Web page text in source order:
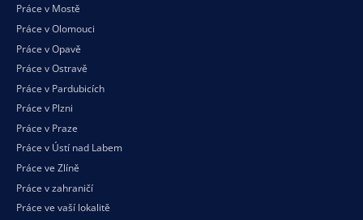
Práce v Mostě
Práce v Olomouci
Práce v Opavě
Práce v Ostravě
Práce v Pardubicích
Práce v Plzni
Práce v Praze
Práce v Ústí nad Labem
Práce ve Zlíně
Práce v zahraničí
Práce ve vaší lokalitě